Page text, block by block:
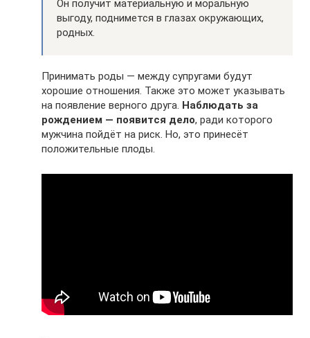
Он получит материальную и моральную
выгоду, поднимется в глазах окружающих,
родных.
Принимать роды — между супругами будут
хорошие отношения. Также это может указывать
на появление верного друга. Наблюдать за
рождением — появится дело, ради которого
мужчина пойдёт на риск. Но, это принесёт
положительные плоды.